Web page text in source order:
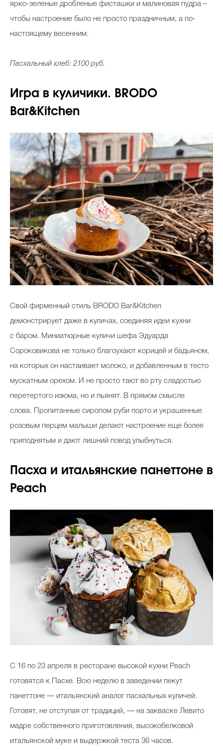
ярко-зеленые дробленые фисташки и малиновая пудра –
чтобы настроение было не просто праздничным, а по-
настоящему весенним.
Пасхальный хлеб: 2100 руб.
Игра в куличики. BRODO
Bar&Kitchen
Свой фирменный стиль BRODO Bar&Kitchen
демонстрирует даже в куличах, соединяя идеи кухни
с баром. Миниатюрные куличи шефа Эдуарда
Сороковикова не только благоухают корицей и бадьяном,
на которых он настаивает молоко, и добавленным в тесто
мускатным орехом. И не просто тают во рту сладостью
перетертого изюма, но и пьянят. В прямом смысле
слова. Пропитанные сиропом руби порто и украшенные
розовым перцем малыши делают настроение еще более
приподнятым и дают лишний повод улыбнуться.
Пасха и итальянские панеттоне в
Peach
C 16 по 23 апреля в ресторане высокой кухни Peach
готовятся к Пасхе. Всю неделю в заведении пекут
панеттоне — итальянский аналог пасхальных куличей.
Готовят, не отступая от традиций, — на закваске Левито
мадре собственного приготовления, высокобелковой
итальянской муке и выдержкой теста 36 часов.